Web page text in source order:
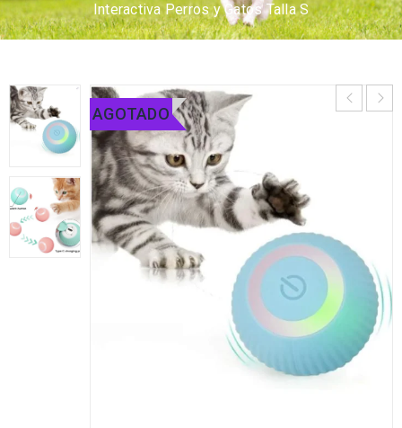
Interactiva Perros y Gatos Talla S
AGOTADO